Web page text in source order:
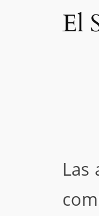
El
Las